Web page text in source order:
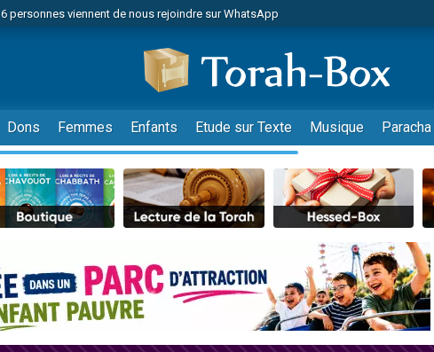
6 personnes viennent de nous rejoindre sur WhatsApp
2 personnes viennent de faire un don pour 1 Journée de Vacances Pour les
17 personnes viennent de demander une bénédiction
4 personnes viennent de nous rejoindre sur WhatsApp
Il reste 49 places pour étudier en groupe sur Zoom
23 personnes viennent de faire un don pour Diane, 80 ans, dans un appartement
Eva vient de donner son Maasser
4 personnes viennent de nous rejoindre sur WhatsApp
3 personnes viennent de faire un don pour 5 jours de vacances aux Orphelins
Odaya vient de donner son Maasser
13 personnes viennent de demander une bénédiction
Dons Femmes Enfants Etude sur Texte Musique Paracha